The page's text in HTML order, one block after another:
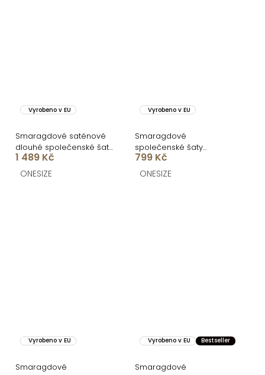
Vyrobeno v EU
Smaragdové saténové
dlouhé společenské šaty
LUNOREX
1 489 Kč
ONESIZE
Vyrobeno v EU
Smaragdové
společenské šaty
VELMORO s body
799 Kč
ONESIZE
Vyrobeno v EU
Smaragdové
Vyrobeno v EU Bestseller
Smaragdové